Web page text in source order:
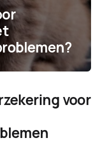
voor